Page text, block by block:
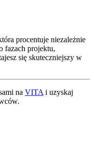
procentuje niezależnie
fazach projektu,
się skuteczniejszy w
na VITAi uzyskaj